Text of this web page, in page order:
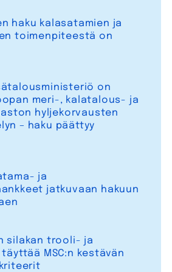
haku kalasatamien ja
toimenpiteestä on
on
meri-, kalatalous- ja
hyljekorvausten
– haku päättyy
ja
jatkuvaan hakuun
silakan trooli- ja
MSC:n kestävän